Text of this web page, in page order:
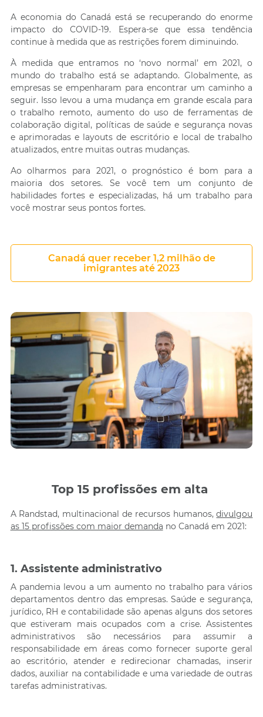
A economia do Canadá está se recuperando do enorme
impacto do COVID-19. Espera-se que essa tendência
continue à medida que as restrições forem diminuindo.
À medida que entramos no ‘novo normal’ em 2021, o
mundo do trabalho está se adaptando. Globalmente, as
empresas se empenharam para encontrar um caminho a
seguir. Isso levou a uma mudança em grande escala para
o trabalho remoto, aumento do uso de ferramentas de
colaboração digital, políticas de saúde e segurança novas
e aprimoradas e layouts de escritório e local de trabalho
atualizados, entre muitas outras mudanças.
Ao olharmos para 2021, o prognóstico é bom para a
maioria dos setores. Se você tem um conjunto de
habilidades fortes e especializadas, há um trabalho para
você mostrar seus pontos fortes.
Canadá quer receber 1,2 milhão de
imigrantes até 2023
Top 15 profissões em alta
A Randstad, multinacional de recursos humanos,divulgou
as 15 profissões com maior demanda no Canadá em 2021:
1. Assistente administrativo
A pandemia levou a um aumento no trabalho para vários
departamentos dentro das empresas. Saúde e segurança,
jurídico, RH e contabilidade são apenas alguns dos setores
que estiveram mais ocupados com a crise. Assistentes
administrativos são necessários para assumir a
responsabilidade em áreas como fornecer suporte geral
ao escritório, atender e redirecionar chamadas, inserir
dados, auxiliar na contabilidade e uma variedade de outras
tarefas administrativas.